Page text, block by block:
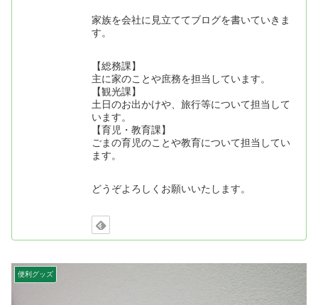
家族を会社に見立ててブログを書いていきま
す。
【総務課】
主に家のことや庶務を担当しています。
【観光課】
土日のお出かけや、旅行等について担当して
います。
【育児・教育課】
ごまの育児のことや教育について担当してい
ます。
どうぞよろしくお願いいたします。
便利グッズ